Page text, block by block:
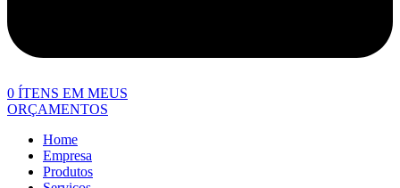
0 ÍTENS EM MEUS
ORÇAMENTOS
Home
Empresa
Produtos